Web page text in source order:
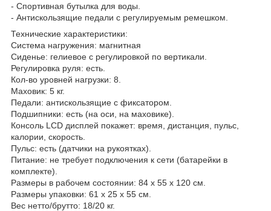
- Спортивная бутылка для воды.
- Антискользящие педали с регулируемым ремешком.
Технические характеристики:
Система нагружения: магнитная
Сиденье: гелиевое с регулировкой по вертикали.
Регулировка руля: есть.
Кол-во уровней нагрузки: 8.
Маховик: 5 кг.
Педали: антискользящие с фиксатором.
Подшипники: есть (на оси, на маховике).
Консоль LCD дисплей покажет: время, дистанция, пульс,
калории, скорость.
Пульс: есть (датчики на рукоятках).
Питание: не требует подключения к сети (батарейки в
комплекте).
Размеры в рабочем состоянии: 84 x 55 x 120 см.
Размеры упаковки: 61 x 25 x 55 см.
Вес нетто/брутто: 18/20 кг.